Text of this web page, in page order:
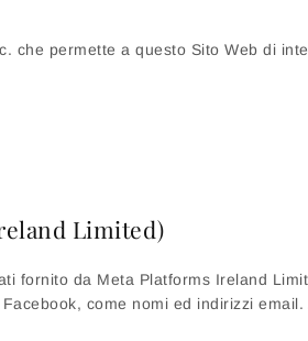
permette a questo Sito Web di
Limited)
fornito da Meta Platforms Ireland
come nomi ed indirizzi